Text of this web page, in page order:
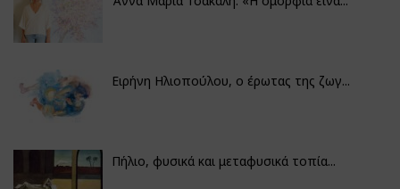
Ειρήνη Ηλιοπούλου, ο έρωτας της ζωγ...
Πήλιο, φυσικά και μεταφυσικά τοπία...